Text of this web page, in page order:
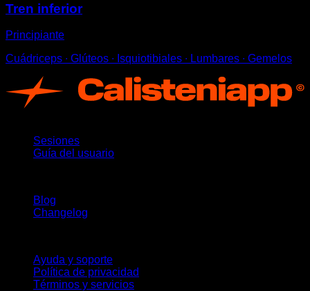
Tren inferior
Principiante
Cuádriceps ∙ Glúteos ∙ Isquiotibiales ∙ Lumbares ∙ Gemelos
Sesiones
Guía del usuario
Blog
Changelog
Ayuda y soporte
Política de privacidad
Términos y servicios